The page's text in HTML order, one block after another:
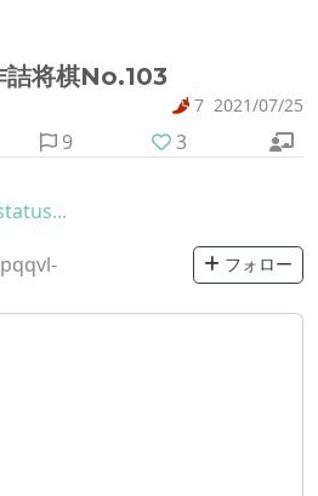
詰将棋No.103
7 2021/07/25
9
3
フォロー